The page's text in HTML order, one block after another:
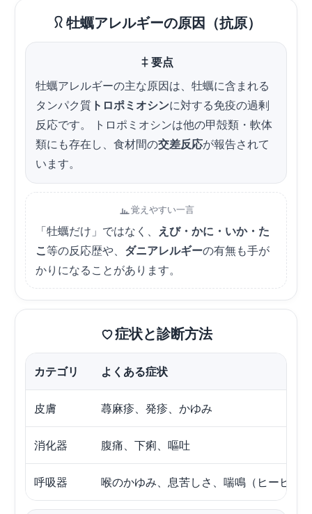
牡蠣アレルギーの原因（抗原）
要点
牡蠣アレルギーの主な原因は、牡蠣に含まれる
タンパク質 トロポミオシンに対する免疫の過剰
反応です。 トロポミオシンは他の甲殻類・軟体
類にも存在し、食材間の交差反応が報告されて
います。
覚えやすい一言
「牡蠣だけ」ではなく、 えび・かに・いか・た
こ等の反応歴や、 ダニアレルギーの有無も手が
かりになることがあります。
症状と診断方法
カテゴリ よくある症状
皮膚 蕁麻疹、発疹、かゆみ
消化器 腹痛、下痢、嘔吐
呼吸器 喉のかゆみ、息苦しさ、喘鳴（ヒーヒー）